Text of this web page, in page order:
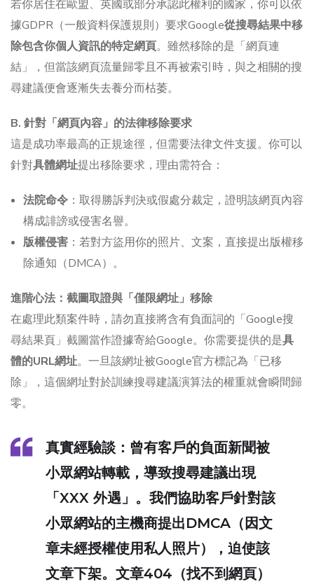
若你居住在歐盟、英國或部分承認此權利的國家，你可以依
據GDPR（一般資料保護規則）要求Google從搜尋結果中移
除包含你個人資訊的特定網頁。雖然移除的是「網頁連
結」，但當該網頁流量歸零且不再被索引時，與之相關的搜
尋建議便會逐漸失去養分而枯萎。
B. 針對「網頁內容」的法律移除要求
這是成功率最高的正規途徑，但需要法律文件支援。你可以
針對具體網址提出移除要求，理由需符合：
法院命令 ：取得勝訴判決或假處分裁定，證明該網頁內容
構成誹謗或侵害名譽。
版權侵害 ：若對方盜用你的照片、文案，直接提出版權移
除通知（DMCA）。
進階心法：截圖取證與「僅限網址」移除
在處理此類案件時，請勿直接將含有負面詞的「Google搜
尋結果頁」截圖當作證據寄給Google。你需要提供的是具
體的URL網址。一旦該網址被Google官方標記為「已移
除」，這個網址對於訓練搜尋建議演算法的權重就會瞬間歸
零。
真實經驗談 ：曾有客戶的負面新聞被
小眾網站轉載，導致搜尋建議出現
「XXX 外遇」。我們協助客戶針對該
小眾網站的主機商提出DMCA（因文
章未經授權使用私人照片），迫使該
文章下架。文章404（找不到網頁）